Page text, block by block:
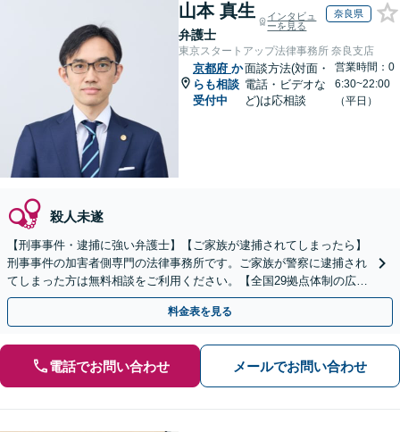
山本 真生
弁護士
インタビュ
ーを見る
奈良県
東京スタートアップ法律事務所 奈良支店
京都府 か
らも相談
受付中
面談方法(対面・
電話・ビデオな
ど)は応相談
営業時間：0
6:30~22:00
（平日）
殺人未遂
【刑事事件・逮捕に強い弁護士】【ご家族が逮捕されてしまったら】
刑事事件の加害者側専門の法律事務所です。ご家族が警察に逮捕され
てしまった方は無料相談をご利用ください。【全国29拠点体制の広域
対応】【弁護士待機中/当日中の電話相談可(予約制)】
料金表を見る
電話でお問い合わせ メールでお問い合わせ